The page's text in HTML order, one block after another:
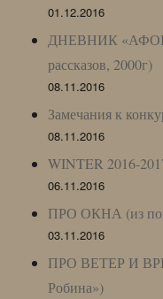
01.12.2016
ДНЕВНИК
рассказов, 2000г)
08.11.2016
Замечания к
08.11.2016
WINTER 2016-
06.11.2016
ПРО ОКНА (из
03.11.2016
ПРО ВЕТЕР И
Робина»)